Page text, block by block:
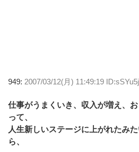
949: 2007/03/12(月) 11:49:19
仕事がうまくいき、収入が増え、
って、
人生新しいステージに上がれたみ
ら、